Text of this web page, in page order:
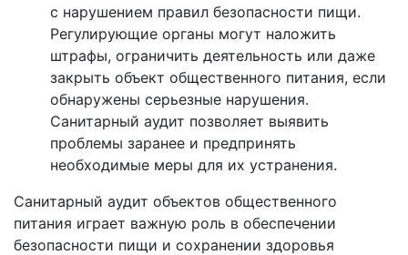
с нарушением правил безопасности пищи.
Регулирующие органы могут наложить
штрафы, ограничить деятельность или даже
закрыть объект общественного питания, если
обнаружены серьезные нарушения.
Санитарный аудит позволяет выявить
проблемы заранее и предпринять
необходимые меры для их устранения.
Санитарный аудит объектов общественного
питания играет важную роль в обеспечении
безопасности пищи и сохранении здоровья